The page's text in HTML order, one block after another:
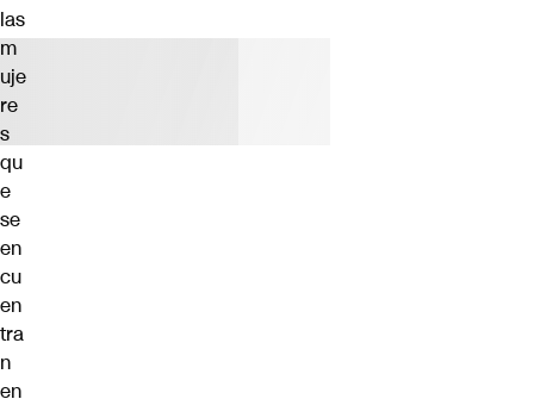
las
m
uje
re
s
qu
e
se
en
cu
en
tra
n
en